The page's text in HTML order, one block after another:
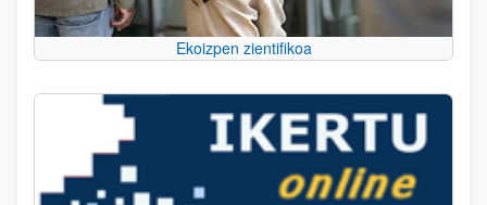
Ekoizpen zientifikoa